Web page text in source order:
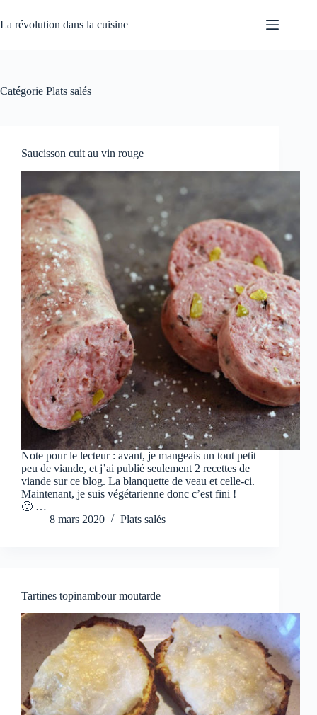
au
contenu
La révolution dans la cuisine
Catégorie Plats salés
Saucisson cuit au vin rouge
Note pour le lecteur : avant, je mangeais un tout petit
peu de viande, et j’ai publié seulement 2 recettes de
viande sur ce blog. La blanquette de veau et celle-ci.
Maintenant, je suis végétarienne donc c’est fini !
🙂 …
8 mars 2020
Plats salés
Tartines topinambour moutarde